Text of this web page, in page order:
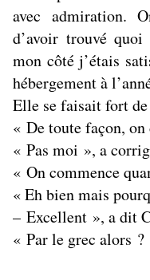
avec admiration.
d’avoir trouvé
mon côté j’étais
hébergement à
Elle se faisait fort de
« De toute façon,
« Pas moi », a
« On commence
« Eh bien mais
– Excellent », a dit
« Par le grec alors